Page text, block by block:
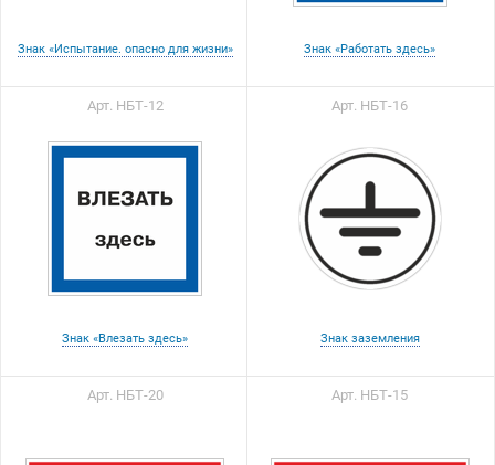
Знак «Испытание. опасно для жизни» Знак «Работать здесь»
Арт. НБТ-12
Знак «Влезать здесь»
Арт. НБТ-16
Знак заземления
Арт. НБТ-20 Арт. НБТ-15